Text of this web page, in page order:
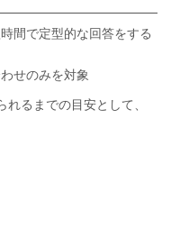
間で定型的な回答をする
せのみを対象
るまでの目安として、